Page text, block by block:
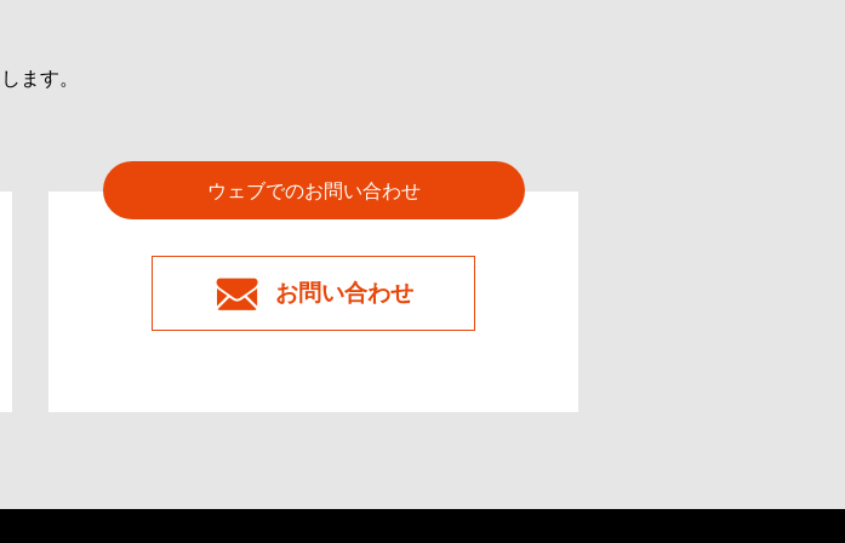
ます。
ウェブでのお問い合わせ
お問い合わせ